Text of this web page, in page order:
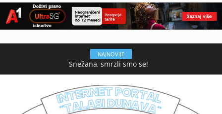
NAJNOVIJE
Snežana, smrzli smo se!